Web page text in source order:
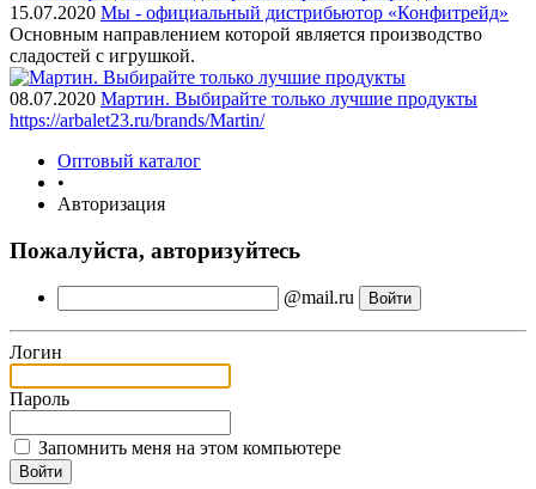
15.07.2020 Мы - официальный дистрибьютор «Конфитрейд»
Основным направлением которой является производство
сладостей с игрушкой.
08.07.2020 Мартин. Выбирайте только лучшие продукты
https://arbalet23.ru/brands/Martin/
Оптовый каталог
•
Авторизация
Пожалуйста, авторизуйтесь
@mail.ru
Логин
Пароль
Запомнить меня на этом компьютере